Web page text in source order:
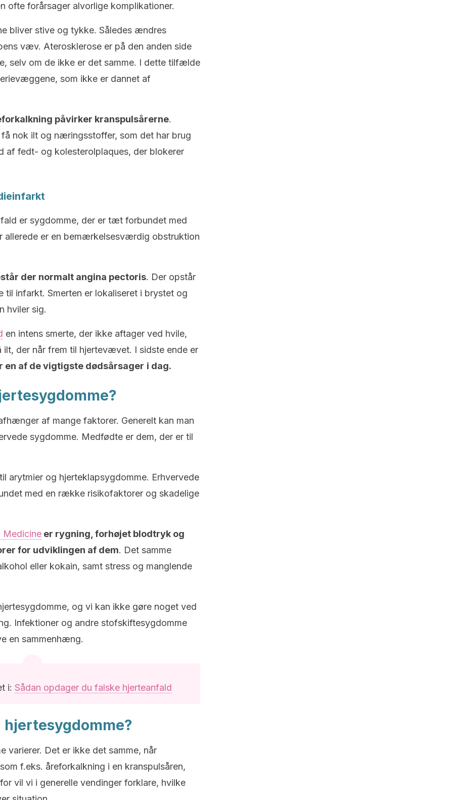
forårsager alvorlige komplikationer.
bliver stive og tykke. Således ændres
væv. Aterosklerose er på den anden side
selv om de ikke er det samme. I dette tilfælde
som ikke er dannet af
påvirker kranspulsårerne.
nok ilt og næringsstoffer, som det har brug
af fedt- og kolesterolplaques, der blokerer
er sygdomme, der er tæt forbundet med
allerede er en bemærkelsesværdig obstruktion
der normalt angina pectoris. Der opstår
til infarkt. Smerten er lokaliseret i brystet og
hviler sig.
en intens smerte, der ikke aftager ved hvile,
ilt, der når frem til hjertevævet. I sidste ende er
en af de vigtigste dødsårsager i dag.
af mange faktorer. Generelt kan man
sygdomme. Medfødte er dem, der er til
arytmier og hjerteklapsygdomme. Erhvervede
med en række risikofaktorer og skadelige
Medicine er rygning, forhøjet blodtryk og
for udviklingen af dem. Det samme
eller kokain, samt stress og manglende
og vi kan ikke gøre noget ved
Infektioner og andre stofskiftesygdomme
en sammenhæng.
i: Sådan opdager du falske hjerteanfald
varierer. Det er ikke det samme, når
f.eks. åreforkalkning i en kranspulsåren,
vil vi i generelle vendinger forklare, hvilke